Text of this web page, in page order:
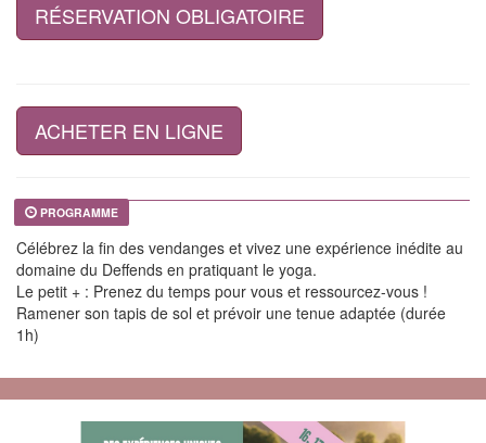
RÉSERVATION OBLIGATOIRE
ACHETER EN LIGNE
PROGRAMME
Célébrez la fin des vendanges et vivez une expérience inédite au
domaine du Deffends en pratiquant le yoga.
Le petit + : Prenez du temps pour vous et ressourcez-vous !
Ramener son tapis de sol et prévoir une tenue adaptée (durée
1h)